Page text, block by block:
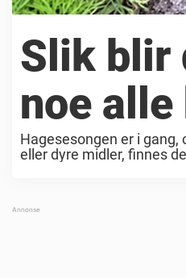
Slik blir
noe
Hagesesongen er i
eller dyre midler, finnes